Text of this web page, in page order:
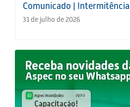
Comunicado |
31 de julho de 2026